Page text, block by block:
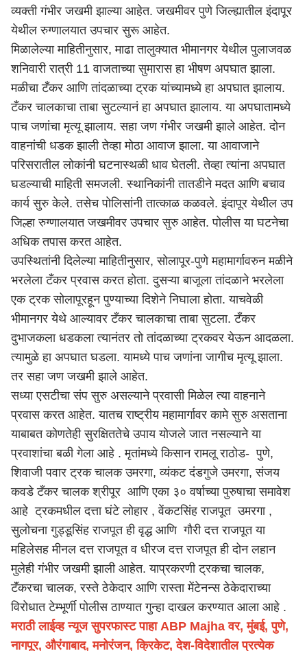
व्यक्ती गंभीर जखमी झाल्या आहेत. जखमीवरपुणेजिल्ह्यातील इंदापूर
येथील रुग्णालयात उपचार सुरू आहेत.
मिळालेल्या माहितीनुसार, माढा तालुक्यात भीमानगर येथील पुलाजवळ
शनिवारी रात्री 11 वाजताच्या सुमारास हा भीषण अपघात झाला.
मळीचा टँकर आणि तांदळाच्या ट्रक यांच्यामध्ये हा अपघात झालाय.
टँकर चालकाचा ताबा सुटल्यानं हा अपघात झालाय. या अपघातामध्ये
पाच जणांचा मृत्यू झालाय. सहा जण गंभीर जखमी झाले आहेत. दोन
वाहनांची धडक झाली तेव्हा मोठा आवाज झाला. या आवाजाने
परिसरातील लोकांनी घटनास्थळी धाव घेतली. तेव्हा त्यांना अपघात
घडल्याची माहिती समजली. स्थानिकांनी तातडीने मदत आणि बचाव
कार्य सुरु केले. तसेच पोलिसांनी तात्काळ कळवले. इंदापूर येथील उप
जिल्हा रुग्णालयात जखमीवर उपचार सुरु आहेत. पोलीस या घटनेचा
अधिक तपास करत आहेत.
उपस्थितांनी दिलेल्या माहितीनुसार, सोलापूर-पुणे महामार्गावरुन मळीने
भरलेला टँकर प्रवास करत होता. दुसऱ्या बाजूला तांदळाने भरलेला
एक ट्रक सोलापूरहून पुण्याच्या दिशेने निघाला होता. याचवेळी
भीमानगर येथे आल्यावर टँकर चालकाचा ताबा सुटला. टँकर
दुभाजकला धडकला त्यानंतर तो तांदळाच्या ट्रकवर येऊन आदळला.
त्यामुळे हा अपघात घडला. यामध्ये पाच जणांना जागीच मृत्यू झाला.
तर सहा जण जखमी झाले आहेत.
सध्या एसटीचा संप सुरु असल्याने प्रवासी मिळेल त्या वाहनाने
प्रवास करत आहेत. यातच राष्ट्रीय महामार्गावर कामे सुरु असताना
याबाबत कोणतेही सुरक्षिततेचे उपाय योजले जात नसल्याने या
प्रवाशांचा बळी गेला आहे . मृतांमध्ये किसान रामलू राठोड- पुणे,
शिवाजी पवार ट्रक चालक उमरगा, व्यंकट दंडगुजे उमरगा, संजय
कवडे टँकर चालक श्रीपूर आणि एका ३० वर्षाच्या पुरुषाचा समावेश
आहे ट्रकमधील दत्ता घंटे लोहार , वेंकटसिंह राजपूत उमरगा ,
सुलोचना गुड्डूसिंह राजपूत ही वृद्ध आणि गौरी दत्त राजपूत या
महिलेसह मीनल दत्त राजपूत व धीरज दत्त राजपूत ही दोन लहान
मुलेही गंभीर जखमी झाली आहेत. याप्रकरणी ट्रकचा चालक,
टॅंकरचा चालक, रस्ते ठेकेदार आणि रास्ता मेंटेनन्स ठेकेदाराच्या
विरोधात टेम्भूर्णी पोलीस ठाण्यात गुन्हा दाखल करण्यात आला आहे .
मराठी लाईव्ह न्यूज सुपरफास्ट पाहा ABP Majha वर, मुंबई, पुणे,
नागपूर, औरंगाबाद, मनोरंजन, क्रिकेट, देश-विदेशातील प्रत्येक